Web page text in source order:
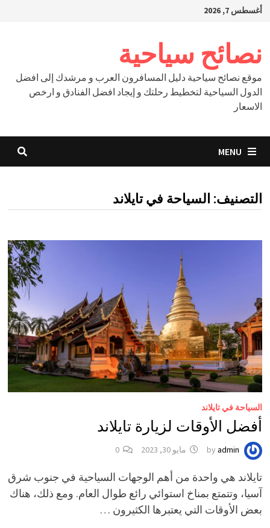
Skipأغسطس 7, 2026
نصائح سياحية
موقع نصائح سياحية دليل المسافرون العرب و مرشدك إلى افضل
الدول السياحية لتخطيط رحلتك و إيجاد افضل الفنادق و ارخص
الاسعار
MENU
التصنيف: السياحة في تايلاند
السياحة في تايلاند
أفضل الأوقات لزيارة تايلاند
byadmin مايو 30, 2023 0
تايلاند هي واحدة من أهم الوجهات السياحية في جنوب شرق
آسيا، وتتمتع بمناخ استوائي رائع طوال العام. ومع ذلك، هناك
بعض الأوقات التي يعتبرها الكثيرون …